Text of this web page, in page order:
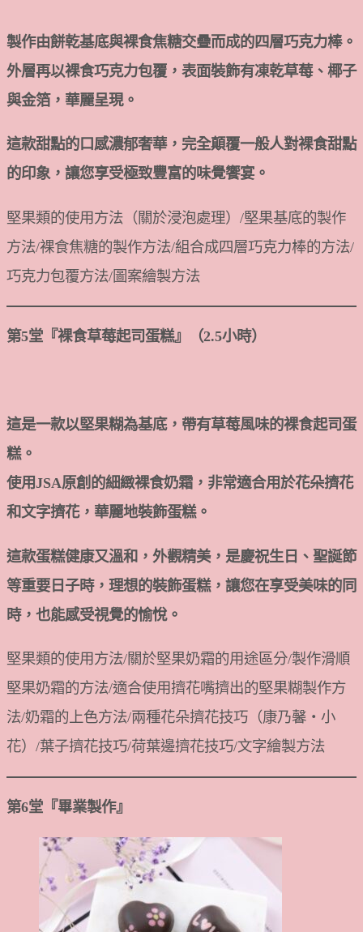
製作由餅乾基底與裸食焦糖交疊而成的四層巧克力棒。
外層再以裸食巧克力包覆，表面裝飾有凍乾草莓、椰子
與金箔，華麗呈現。
這款甜點的口感濃郁奢華，完全顛覆一般人對裸食甜點
的印象，讓您享受極致豐富的味覺饗宴。
堅果類的使用方法（關於浸泡處理）/堅果基底的製作
方法/裸食焦糖的製作方法/組合成四層巧克力棒的方法/
巧克力包覆方法/圖案繪製方法
第5堂『裸食草莓起司蛋糕』（2.5小時）
這是一款以堅果糊為基底，帶有草莓風味的裸食起司蛋
糕。
使用JSA原創的細緻裸食奶霜，非常適合用於花朵擠花
和文字擠花，華麗地裝飾蛋糕。
這款蛋糕健康又溫和，外觀精美，是慶祝生日、聖誕節
等重要日子時，理想的裝飾蛋糕，讓您在享受美味的同
時，也能感受視覺的愉悅。
堅果類的使用方法/關於堅果奶霜的用途區分/製作滑順
堅果奶霜的方法/適合使用擠花嘴擠出的堅果糊製作方
法/奶霜的上色方法/兩種花朵擠花技巧（康乃馨・小
花）/葉子擠花技巧/荷葉邊擠花技巧/文字繪製方法
第6堂『畢業製作』